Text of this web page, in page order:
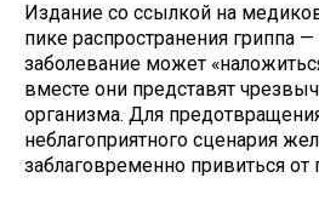
Издание со ссылкой на
пике распространения гриппа
заболевание может
вместе они представят
организма. Для
неблагоприятного сценария
заблаговременно привиться от